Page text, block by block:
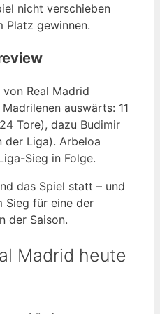
nicht verschieben
Platz gewinnen.
Real Madrid
auswärts: 11
Tore), dazu Budimir
der Liga). Arbeloa
Sieg in Folge.
das Spiel statt – und
Sieg für eine der
der Saison.
Madrid heute